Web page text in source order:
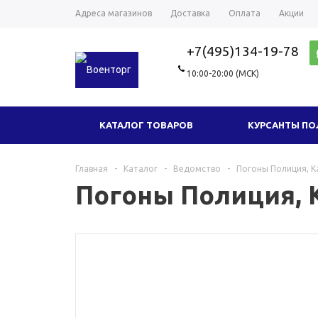
Адреса магазинов Доставка Оплата Акции
+7(495)134-19-78
10:00-20:00 (МСК)
КАТАЛОГ ТОВАРОВ КУРСАНТЫ
ФУРНИТУРА СУВЕНИРЫ И ПОДАРКИ
Главная - Каталог - Ведомство - Погоны Полиция,
Погоны Полиция,